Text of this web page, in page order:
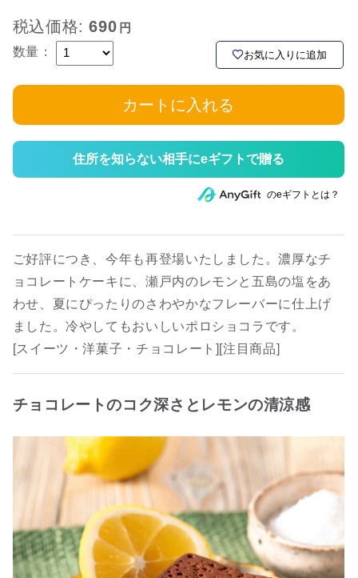
税込価格:690
数量： お気に入りに追加
カートに入れる
住所を知らない相手にeギフトで贈る
のeギフトとは？
ご好評につき、今年も再登場いたしました。濃厚なチ
ョコレートケーキに、瀬戸内のレモンと五島の塩をあ
わせ、夏にぴったりのさわやかなフレーバーに仕上げ
ました。冷やしてもおいしいポロショコラです。
[スイーツ・洋菓子・チョコレート][注目商品]
チョコレートのコク深さとレモンの清涼感